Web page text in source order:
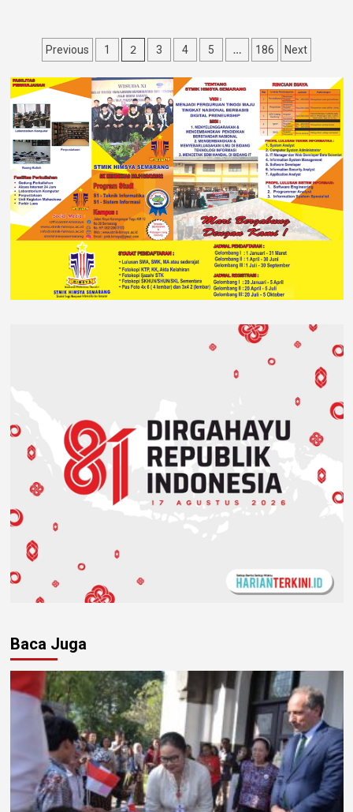
Previous 1 2 3 4 5 … 186 Next
Baca Juga